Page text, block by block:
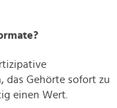
das Gehörte sofort zu
einen Wert.